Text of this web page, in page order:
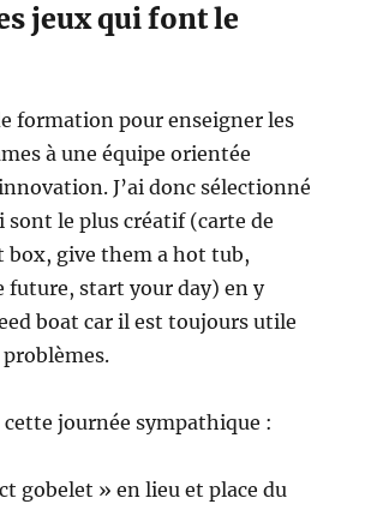
jeux qui font le
formation pour enseigner les
à une équipe orientée
J’ai donc sélectionné
sont le plus créatif (carte de
box, give them a hot tub,
future, start your day) en y
boat car il est toujours utile
problèmes.
journée sympathique :
gobelet » en lieu et place du